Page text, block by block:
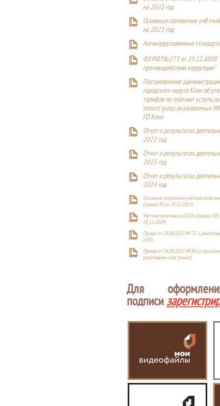
на 2022 год
Основные положения
на 2023 год
Антикоррупционные
ФЗ РФ №273 от 25.12.2008
противодействии коррупции"
Постановление
городского округа Клин об
тарифов на платные услуги,
оплате услуг, оказываемых
ГО Клин
Отчет о результатах
2022 год
Отчет о результатах
2023 год
Отчет о результатах
2024 год
Основные положения учетной
(приказ 95 от 29.12.2023)
Учетная политика на 2025г. (приказ 105
28.12.2024)
Приказ от 29.08.2025 № 72-1
в УП)
Приказ от 24.09.2025 № 86 (о
утратившим силу приказ)
Для
подписи